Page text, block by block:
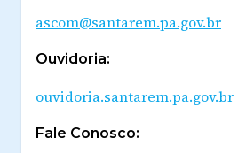
ascom@santarem.pa.gov.br
Ouvidoria:
ouvidoria.santarem.pa.gov.br
Fale Conosco: